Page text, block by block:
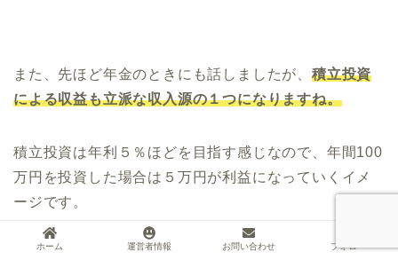
また、先ほど年金のときにも話しましたが、 積立投資
による収益も立派な収入源の１つになりますね。
積立投資は年利５％ほどを目指す感じなので、年間100
万円を投資した場合は５万円が利益になっていくイメ
ージです。
毎年100万円を貯金できる人なら、 20年続けることで
ホーム 運営者情報 お問い合わせ フォロー